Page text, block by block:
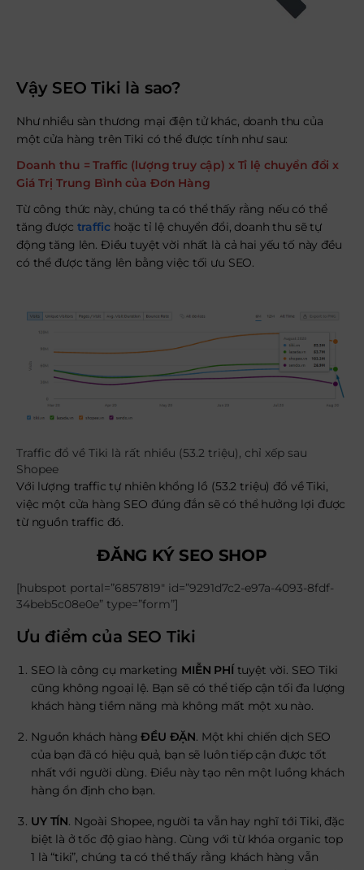
Vậy SEO Tiki là sao?
Như nhiều sàn thương mại điện tử khác, doanh thu của
một cửa hàng trên Tiki có thể được tính như sau:
Doanh thu = Traffic (lượng truy cập) x Tỉ lệ chuyển đổi x
Giá Trị Trung Bình của Đơn Hàng
Từ công thức này, chúng ta có thể thấy rằng nếu có thể
tăng được traffic hoặc tỉ lệ chuyển đổi, doanh thu sẽ tự
động tăng lên. Điều tuyệt vời nhất là cả hai yếu tố này đều
có thể được tăng lên bằng việc tối ưu SEO.
Traffic đổ về Tiki là rất nhiều (53.2 triệu), chỉ xếp sau
Shopee
Với lượng traffic tự nhiên khổng lồ (53.2 triệu) đổ về Tiki,
việc một cửa hàng SEO đúng đắn sẽ có thể hưởng lợi được
từ nguồn traffic đó.
ĐĂNG KÝ SEO SHOP
[hubspot portal=”6857819″ id=”9291d7c2-e97a-4093-8fdf-
34beb5c08e0e” type=”form”]
Ưu điểm của SEO Tiki
SEO là công cụ marketing MIỄN PHÍtuyệt vời. SEO Tiki
cũng không ngoại lệ. Bạn sẽ có thể tiếp cận tối đa lượng
khách hàng tiềm năng mà không mất một xu nào.
Nguồn khách hàngĐỀU ĐẶN. Một khi chiến dịch SEO
của bạn đã có hiệu quả, bạn sẽ luôn tiếp cận được tốt
nhất với người dùng. Điều này tạo nên một luồng khách
hàng ổn định cho bạn.
UY TÍN. Ngoài Shopee, người ta vẫn hay nghĩ tới Tiki, đặc
biệt là ở tốc độ giao hàng. Cùng với từ khóa organic top
1 là “tiki”, chúng ta có thể thấy rằng khách hàng vẫn